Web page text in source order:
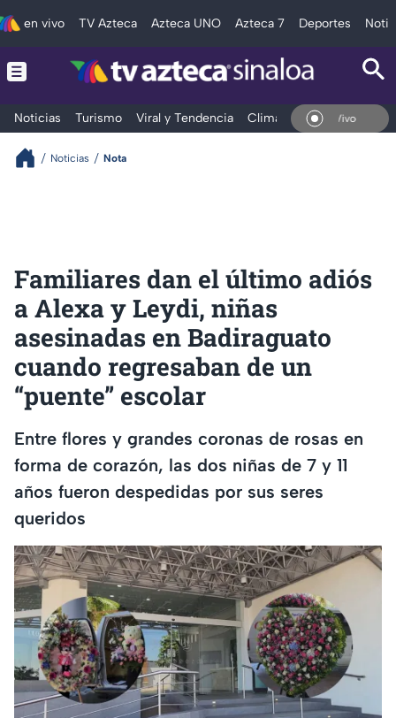
en vivo TV Azteca Azteca UNO Azteca 7 Deportes
Noticias Turismo Viral y Tendencia Clima Deportes
En Vivo
Noticias Nota
Familiares dan el último adiós
a Alexa y Leydi, niñas
asesinadas en Badiraguato
cuando regresaban de un
“puente” escolar
Entre flores y grandes coronas de rosas en
forma de corazón, las dos niñas de 7 y 11
años fueron despedidas por sus seres
queridos